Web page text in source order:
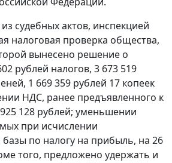
судебных актов, инспекцией
налоговая проверка общества,
вынесено решение о
рублей налогов, 3 673 519
1 669 359 рублей 17 копеек
НДС, ранее предъявленного к
128 рублей; уменьшении
при исчислении
по налогу на прибыль, на 26
того, предложено удержать и